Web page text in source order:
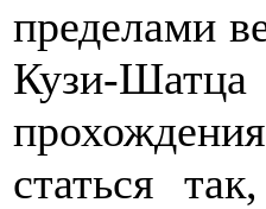
пределами
Кузи-
статься